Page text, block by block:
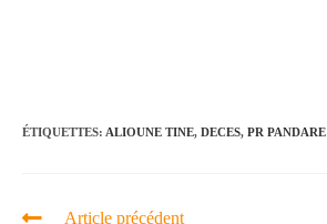
ÉTIQUETTES: ALIOUNE TINE, DECES, PR PANDARE
Article précédent